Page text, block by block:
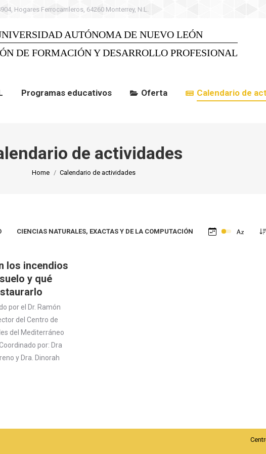
Hogares Ferrocarrileros, 64260 Monterrey, N.L.
AUTÓNOMA DE NUEVO LEÓN
DE FORMACIÓN Y DESARROLLO PROFESIONAL
Programas educativos Oferta Calendario de
de actividades
You are here:
Home Calendario de actividades
CIENCIAS NATURALES, EXACTAS Y DE LA COMPUTACIÓN
los incendios
y qué
por el Dr. Ramón
del Centro de
del Mediterráneo
por: Dra
y Dra. Dinorah
Programas educativos